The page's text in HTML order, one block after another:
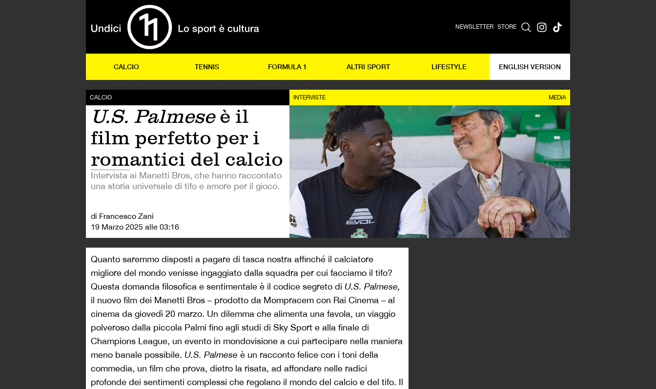
NEWSLETTER STORE
CALCIO TENNIS FORMULA 1 ALTRI SPORT LIFESTYLE ENGLISH VERSION
CALCIO
U.S. Palmeseè il
film perfetto per i
romantici del calcio
Intervista ai Manetti Bros, che hanno raccontato
una storia universale di tifo e amore per il gioco.
di Francesco Zani
19 Marzo 2025 alle 03:16
INTERVISTE MEDIA
Quanto saremmo disposti a pagare di tasca nostra affinché il calciatore
migliore del mondo venisse ingaggiato dalla squadra per cui facciamo il tifo?
Questa domanda filosofica e sentimentale è il codice segreto di U.S. Palmese,
il nuovo film dei Manetti Bros – prodotto da Mompracem con Rai Cinema – al
cinema da giovedì 20 marzo. Un dilemma che alimenta una favola, un viaggio
polveroso dalla piccola Palmi fino agli studi di Sky Sport e alla finale di
Champions League, un evento in mondovisione a cui partecipare nella maniera
meno banale possibile. U.S. Palmese è un racconto felice con i toni della
commedia, un film che prova, dietro la risata, ad affondare nelle radici
profonde dei sentimenti complessi che regolano il mondo del calcio e del tifo. Il